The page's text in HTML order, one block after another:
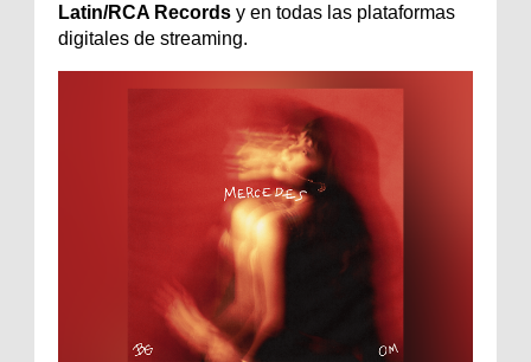
Latin/RCA Records y en todas las plataformas
digitales de streaming.